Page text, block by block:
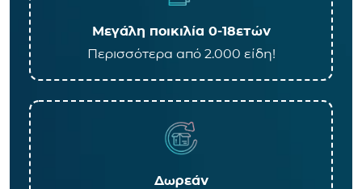
Μεγάλη ποικιλία 0-18ετών
Περισσότερα από 2.000 είδη!
Δωρεάν